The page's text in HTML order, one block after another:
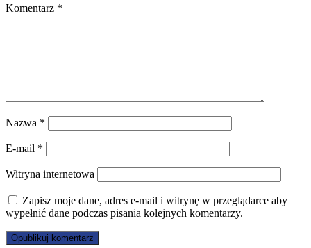
Komentarz *
Nazwa *
E-mail *
Witryna internetowa
Zapisz moje dane, adres e-mail i witrynę w przeglądarce aby
wypełnić dane podczas pisania kolejnych komentarzy.